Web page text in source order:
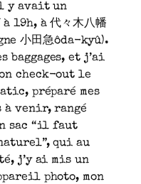
y avait un
19h, à 代々木八幡
小田急ôda-kyû).
baggages, et j’ai
check-out le
préparé mes
à venir, rangé
sac “il faut
qui au
j’y ai mis un
photo, mon